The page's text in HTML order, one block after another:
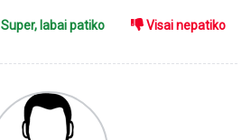
Super, labai patiko Visai nepatiko